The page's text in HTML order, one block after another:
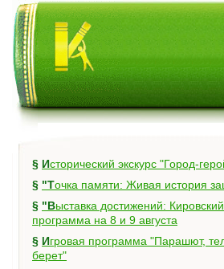
§
Исторический экскурс "Город-
§
"Точка памяти: Живая история
§ "Выставка достижений: Кировский": культурная
программа на 8 и 9 августа
§ Игровая программа "Парашют, тельняшка, голубой
берет"